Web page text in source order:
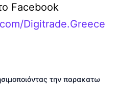
Facebook
Digitrade.Greece
την παρακατω